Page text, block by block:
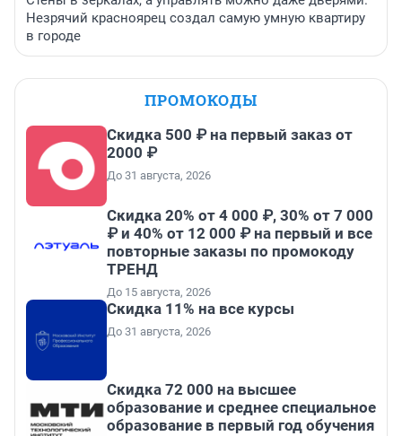
Незрячий красноярец создал самую умную квартиру
в городе
ПРОМОКОДЫ
Скидка 500 ₽ на первый заказ от
2000 ₽
До 31 августа, 2026
Скидка 20% от 4 000 ₽, 30% от 7 000
₽ и 40% от 12 000 ₽ на первый и все
повторные заказы по промокоду
ТРЕНД
До 15 августа, 2026
Скидка 11% на все курсы
До 31 августа, 2026
Скидка 72 000 на высшее
образование и среднее специальное
образование в первый год обучения